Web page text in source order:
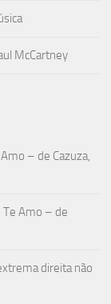
McCartney
– de Cazuza,
Te Amo – de
direita não